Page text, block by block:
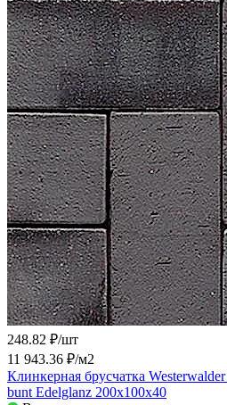
248.82 ₽/шт
11 943.36 ₽/м2
Клинкерная брусчатка
bunt Edelglanz 200x100x40